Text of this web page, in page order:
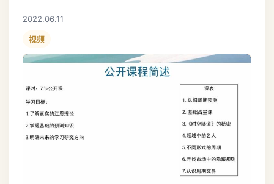
2022.06.11
视频